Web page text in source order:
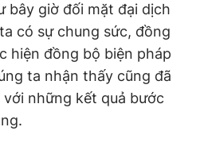
bây giờ đối mặt đại dịch
có sự chung sức, đồng
hiện đồng bộ biện pháp
ta nhận thấy cũng đã
những kết quả bước